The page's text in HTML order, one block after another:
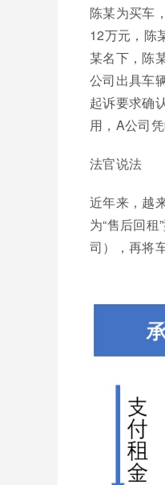
陈某为买车
12万元，陈
某名下，陈
公司出具车
起诉要求确
用，A公司
法官说法
近年来，越
为“售后回
司），再将